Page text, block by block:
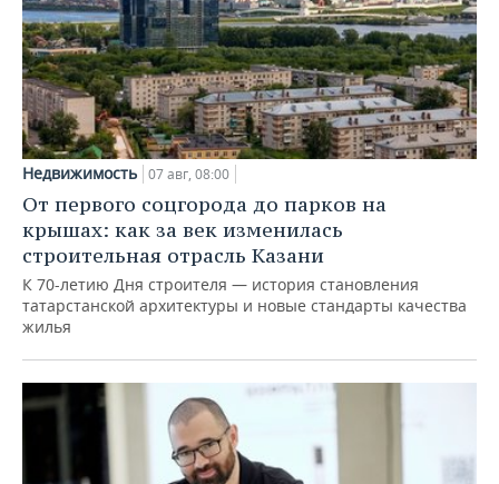
Недвижимость 07 авг, 08:00
От первого соцгорода до парков на
крышах: как за век изменилась
строительная отрасль Казани
К 70-летию Дня строителя — история становления
татарстанской архитектуры и новые стандарты качества
жилья